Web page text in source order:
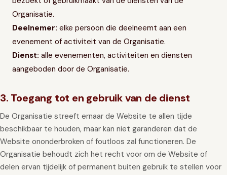
Organisatie.
Deelnemer: elke persoon die deelneemt aan een
evenement of activiteit van de Organisatie.
Dienst: alle evenementen, activiteiten en diensten
aangeboden door de Organisatie.
3. Toegang tot en gebruik van de dienst
De Organisatie streeft ernaar de Website te allen tijde
beschikbaar te houden, maar kan niet garanderen dat de
Website ononderbroken of foutloos zal functioneren. De
Organisatie behoudt zich het recht voor om de Website of
delen ervan tijdelijk of permanent buiten gebruik te stellen voor